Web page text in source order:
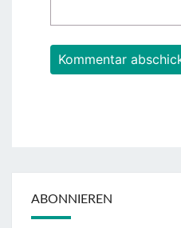
ABONNIEREN